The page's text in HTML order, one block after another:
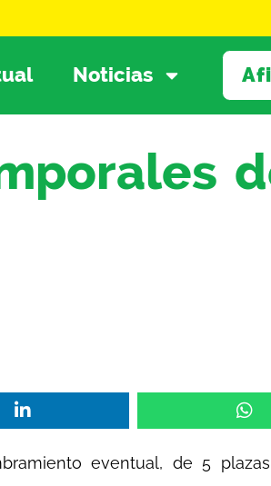
Noticias
eventual, de 5